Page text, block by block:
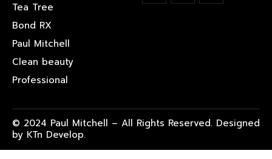
Tea Tree
Bond RX
Paul Mitchell
Clean beauty
Professional
© 2024 Paul Mitchell – All Rights Reserved. Designed
by KTn Develop.